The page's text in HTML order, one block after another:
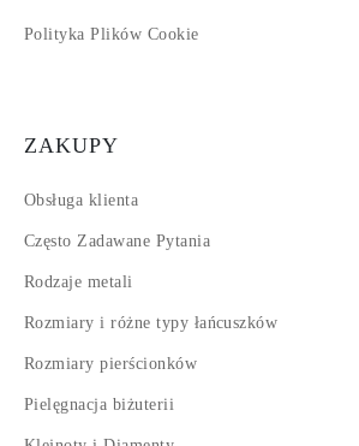
Polityka Plików Cookie
ZAKUPY
Obsługa klienta
Często Zadawane Pytania
Rodzaje metali
Rozmiary i różne typy łańcuszków
Rozmiary pierścionków
Pielęgnacja biżuterii